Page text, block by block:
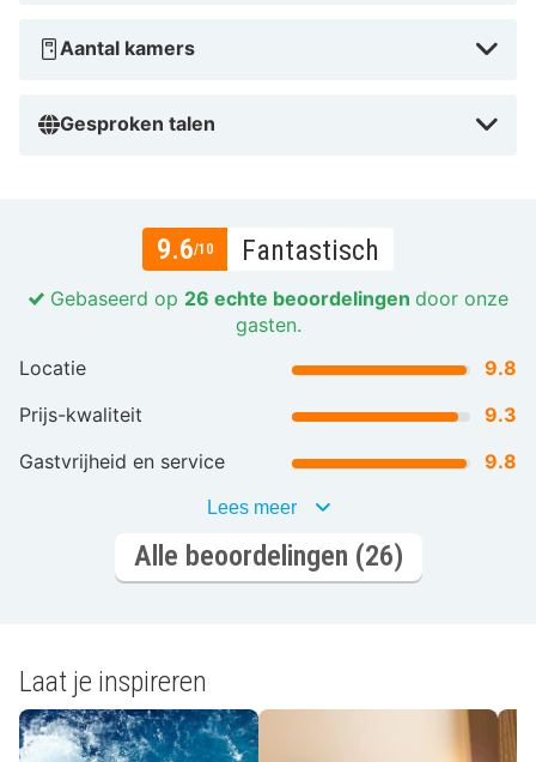
Aantal kamers
Gesproken talen
9.6/10 Fantastisch
Gebaseerd op 26 echte beoordelingen door onze
gasten.
Locatie
9.8
Prijs-kwaliteit
9.3
Gastvrijheid en service
9.8
Lees meer
Alle beoordelingen (26)
Laat je inspireren